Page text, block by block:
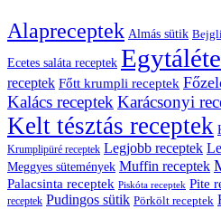
Alapreceptek Almás sütik
Ecetes saláta receptek
receptek Főtt krumpli receptek
Kalács receptek Karácsonyi
Kelt tésztás receptek
Krumplipüré receptek Legjobb receptek
Meggyes sütemények Muffin receptek
Palacsinta receptek Piskóta receptek Pite
receptek Pudingos sütik Pörkölt receptek